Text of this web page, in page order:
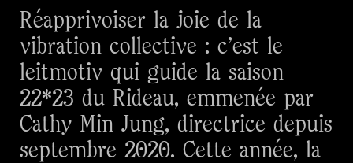
Réapprivoiser la joie de la
vibration collective : c'est le
leitmotiv qui guide la saison
22*23 du Rideau, emmenée par
Cathy Min Jung, directrice depuis
septembre 2020. Cette année, la